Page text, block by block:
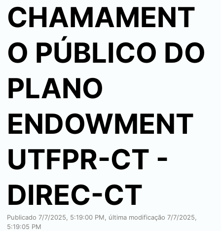
CHAMAMENT
O PÚBLICO DO
PLANO
ENDOWMENT
UTFPR-CT -
DIREC-CT
Publicado 7/7/2025, 5:19:00 PM , última modificação 7/7/2025,
5:19:05 PM